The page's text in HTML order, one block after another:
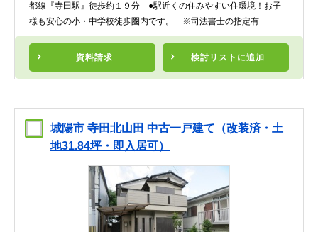
資料請求 検討リスト に追加
都線『寺田駅』徒歩約１９分 ●駅近くの住みやすい住環境！お子
様も安心の小・中学校徒歩圏内です。 ※司法書士の指定有
城陽市 寺田北山田 中古一戸建て（改装済・土
地31.84坪・即入居可）